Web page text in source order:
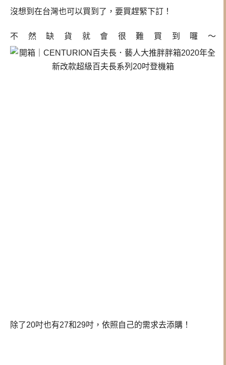
沒想到在台灣也可以買到了，要買趕緊下訂！
不然缺貨就會很難買到囉～
除了20吋也有27和29吋， 依照自己的需求去添購！